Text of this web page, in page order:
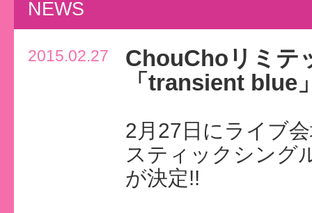
NEWS
2015.02.27
ChouChoリミテ
「transient blue
2月27日にライブ
スティックシング
が決定!!